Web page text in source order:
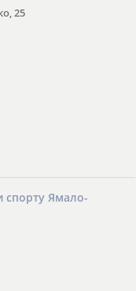
25
спорту Ямало-